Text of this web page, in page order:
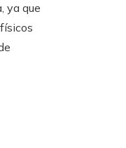
ya que